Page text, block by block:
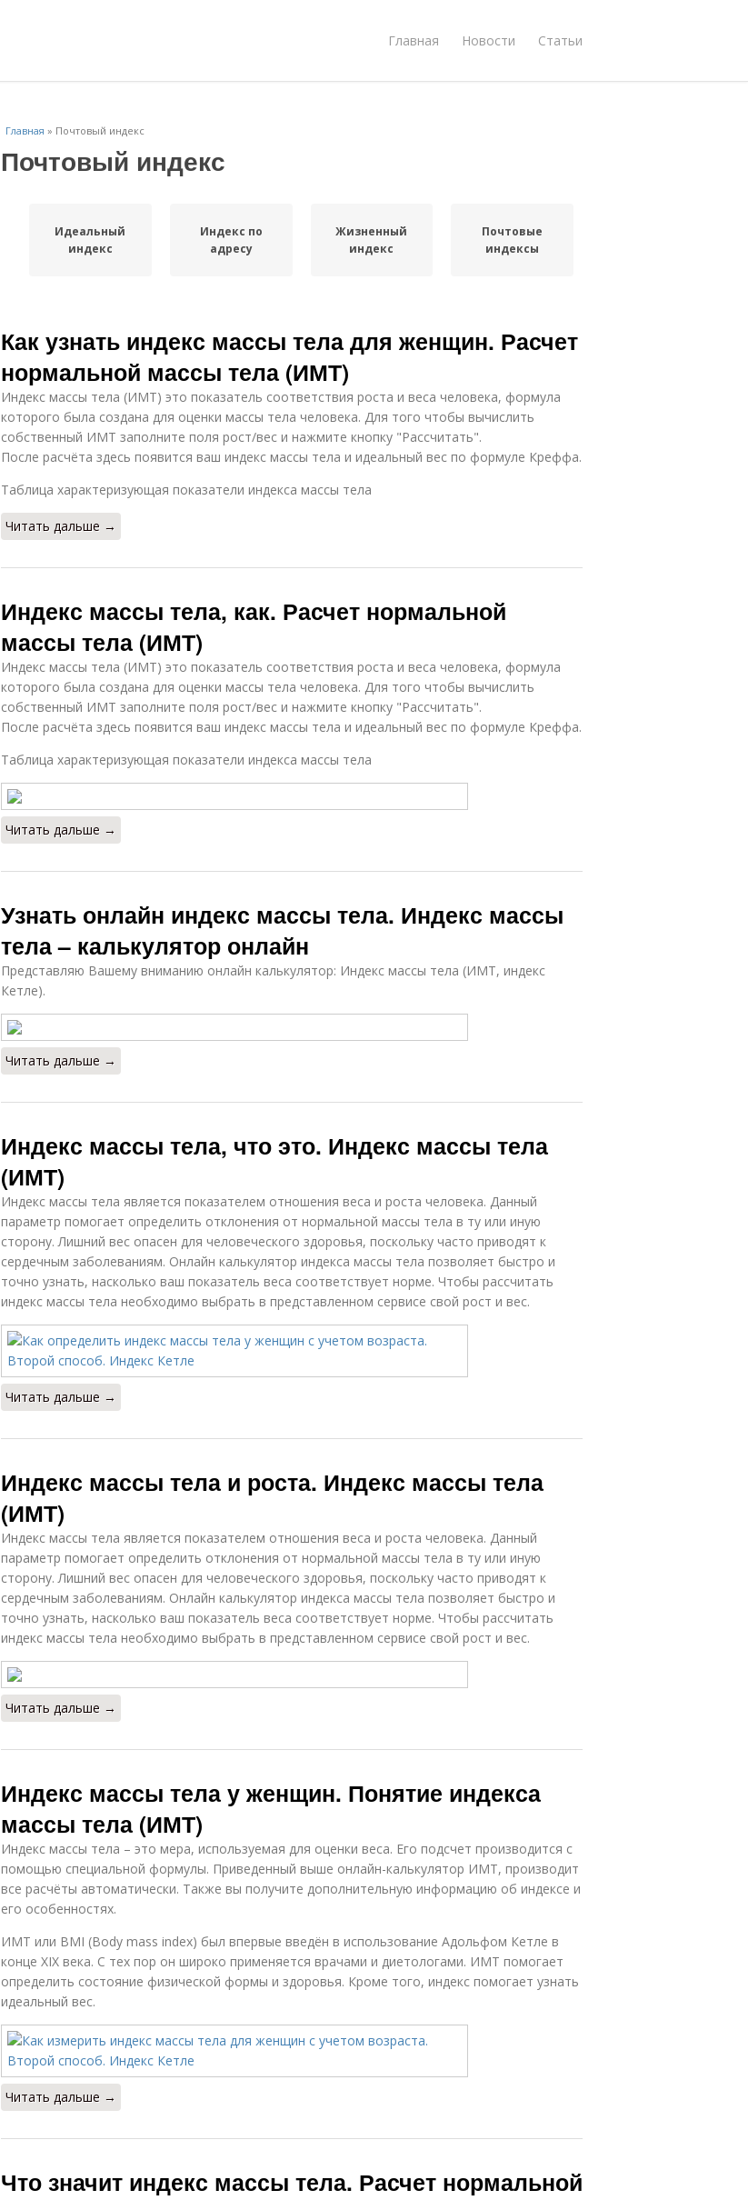
Главная Новости Статьи
Главная » Почтовый индекс
Почтовый индекс
Идеальный
индекс
Индекс по
адресу
Жизненный
индекс
Почтовые
индексы
Как узнать индекс массы тела для женщин. Расчет
нормальной массы тела (ИМТ)
Индекс массы тела (ИМТ) это показатель соответствия роста и веса человека, формула
которого была создана для оценки массы тела человека. Для того чтобы вычислить
собственный ИМТ заполните поля рост/вес и нажмите кнопку "Рассчитать".
После расчёта здесь появится ваш индекс массы тела и идеальный вес по формуле Креффа.
Таблица характеризующая показатели индекса массы тела
Читать дальше →
Индекс массы тела, как. Расчет нормальной
массы тела (ИМТ)
Индекс массы тела (ИМТ) это показатель соответствия роста и веса человека, формула
которого была создана для оценки массы тела человека. Для того чтобы вычислить
собственный ИМТ заполните поля рост/вес и нажмите кнопку "Рассчитать".
После расчёта здесь появится ваш индекс массы тела и идеальный вес по формуле Креффа.
Таблица характеризующая показатели индекса массы тела
Читать дальше →
Узнать онлайн индекс массы тела. Индекс массы
тела – калькулятор онлайн
Представляю Вашему вниманию онлайн калькулятор: Индекс массы тела (ИМТ, индекс
Кетле).
Читать дальше →
Индекс массы тела, что это. Индекс массы тела
(ИМТ)
Индекс массы тела является показателем отношения веса и роста человека. Данный
параметр помогает определить отклонения от нормальной массы тела в ту или иную
сторону. Лишний вес опасен для человеческого здоровья, поскольку часто приводят к
сердечным заболеваниям. Онлайн калькулятор индекса массы тела позволяет быстро и
точно узнать, насколько ваш показатель веса соответствует норме. Чтобы рассчитать
индекс массы тела необходимо выбрать в представленном сервисе свой рост и вес.
Читать дальше →
Индекс массы тела и роста. Индекс массы тела
(ИМТ)
Индекс массы тела является показателем отношения веса и роста человека. Данный
параметр помогает определить отклонения от нормальной массы тела в ту или иную
сторону. Лишний вес опасен для человеческого здоровья, поскольку часто приводят к
сердечным заболеваниям. Онлайн калькулятор индекса массы тела позволяет быстро и
точно узнать, насколько ваш показатель веса соответствует норме. Чтобы рассчитать
индекс массы тела необходимо выбрать в представленном сервисе свой рост и вес.
Читать дальше →
Индекс массы тела у женщин. Понятие индекса
массы тела (ИМТ)
Индекс массы тела – это мера, используемая для оценки веса. Его подсчет производится с
помощью специальной формулы. Приведенный выше онлайн-калькулятор ИМТ, производит
все расчёты автоматически. Также вы получите дополнительную информацию об индексе и
его особенностях.
ИМТ или BMI (Body mass index) был впервые введён в использование Адольфом Кетле в
конце XIX века. С тех пор он широко применяется врачами и диетологами. ИМТ помогает
определить состояние физической формы и здоровья. Кроме того, индекс помогает узнать
идеальный вес.
Читать дальше →
Что значит индекс массы тела. Расчет нормальной